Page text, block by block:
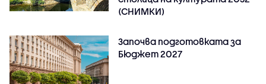
(СНИМКИ)
Започва подготовката за
Бюджет 2027